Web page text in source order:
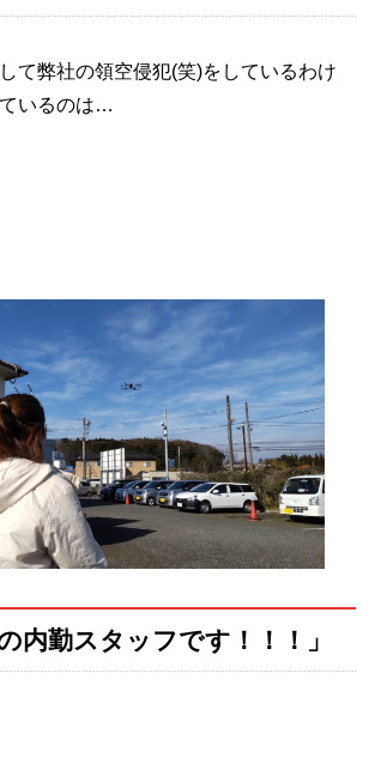
て弊社の領空侵犯(笑)をしているわけ
いるのは…
内勤スタッフです！！！」